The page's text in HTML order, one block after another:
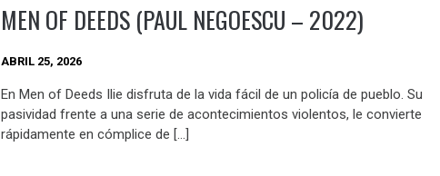
MEN OF DEEDS (PAUL NEGOESCU – 2022)
ABRIL 25, 2026
En Men of Deeds Ilie disfruta de la vida fácil de un policía de pueblo. Su
pasividad frente a una serie de acontecimientos violentos, le convierte
rápidamente en cómplice de […]